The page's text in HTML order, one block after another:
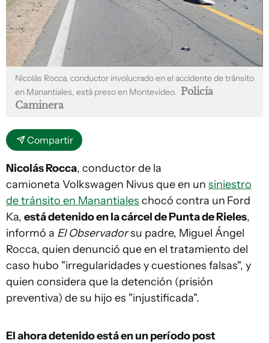
Nicolás Rocca, conductor involucrado en el accidente de tránsito
en Manantiales, está preso en Montevideo. Policía
Caminera
Compartir
Nicolás Rocca, conductor de la
camioneta Volkswagen Nivus que en un siniestro
de tránsito en Manantiales chocó contra un Ford
Ka, está detenido en la cárcel de Punta de Rieles,
informó a El Observadorsu padre, Miguel Ángel
Rocca, quien denunció que en el tratamiento del
caso hubo "irregularidades y cuestiones falsas", y
quien considera que la detención (prisión
preventiva) de su hijo es "injustificada".
El ahora detenido está en un período post